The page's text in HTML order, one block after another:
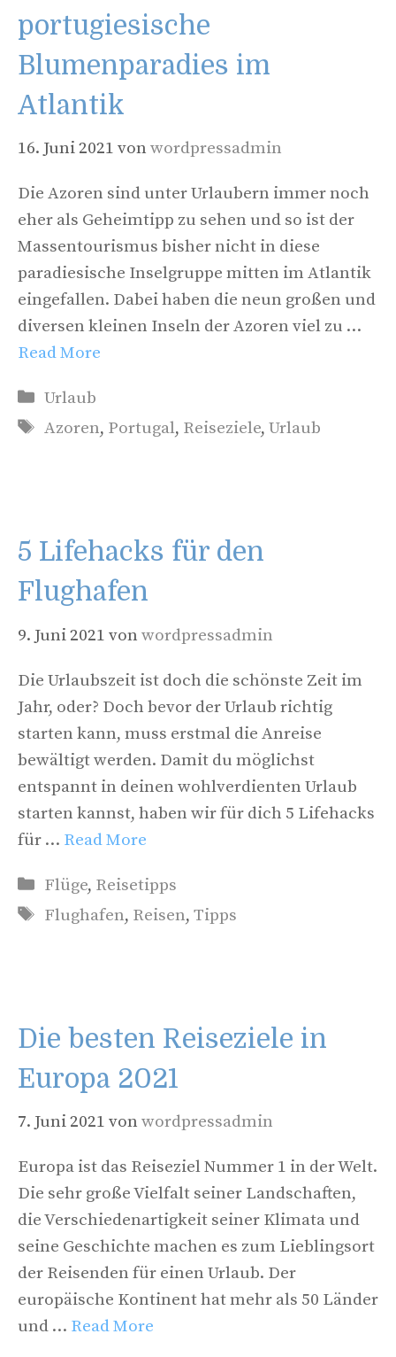
portugiesische
Blumenparadies im
Atlantik
16. Juni 2021 von wordpressadmin
Die Azoren sind unter Urlaubern immer noch
eher als Geheimtipp zu sehen und so ist der
Massentourismus bisher nicht in diese
paradiesische Inselgruppe mitten im Atlantik
eingefallen. Dabei haben die neun großen und
diversen kleinen Inseln der Azoren viel zu …
Read More
Kategorien
Urlaub
Schlagwörter
Azoren, Portugal, Reiseziele,Urlaub
5 Lifehacks für den
Flughafen
9. Juni 2021 von wordpressadmin
Die Urlaubszeit ist doch die schönste Zeit im
Jahr, oder? Doch bevor der Urlaub richtig
starten kann, muss erstmal die Anreise
bewältigt werden. Damit du möglichst
entspannt in deinen wohlverdienten Urlaub
starten kannst, haben wir für dich 5 Lifehacks
für … Read More
Kategorien
Flüge, Reisetipps
Schlagwörter
Flughafen, Reisen,Tipps
Die besten Reiseziele in
Europa 2021
7. Juni 2021 von wordpressadmin
Europa ist das Reiseziel Nummer 1 in der Welt.
Die sehr große Vielfalt seiner Landschaften,
die Verschiedenartigkeit seiner Klimata und
seine Geschichte machen es zum Lieblingsort
der Reisenden für einen Urlaub. Der
europäische Kontinent hat mehr als 50 Länder
und … Read More